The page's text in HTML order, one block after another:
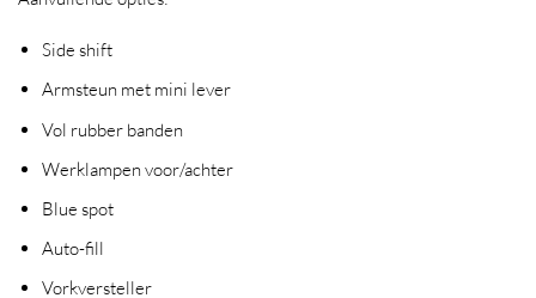
Side shift
Armsteun met mini lever
Vol rubber banden
Werklampen voor/achter
Blue spot
Auto-fill
Vorkversteller